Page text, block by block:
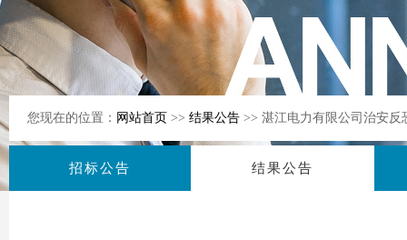
有限公司
您现在的位置： 网站首页 >> 结果公告 >> 湛江电力有限公司治安反
招标公告 结果公告